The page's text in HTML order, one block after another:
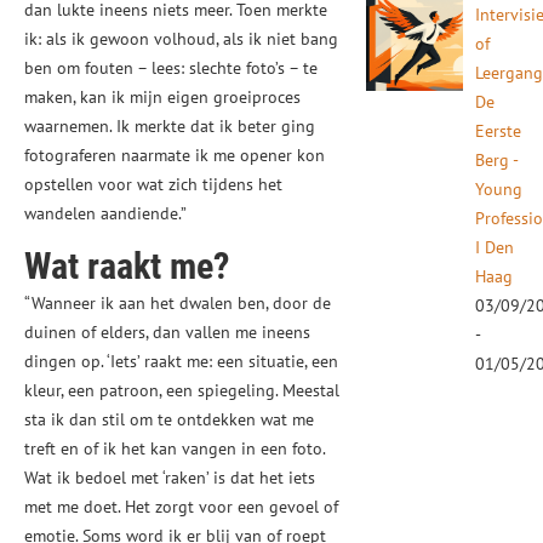
dan lukte ineens niets meer. Toen merkte
ik: als ik gewoon volhoud, als ik niet bang
ben om fouten – lees: slechte foto’s – te
maken, kan ik mijn eigen groeiproces
waarnemen. Ik merkte dat ik beter ging
fotograferen naarmate ik me opener kon
opstellen voor wat zich tijdens het
wandelen aandiende.”
Wat raakt me?
“Wanneer ik aan het dwalen ben, door de
duinen of elders, dan vallen me ineens
dingen op. ‘Iets’ raakt me: een situatie, een
kleur, een patroon, een spiegeling. Meestal
sta ik dan stil om te ontdekken wat me
treft en of ik het kan vangen in een foto.
Wat ik bedoel met ‘raken’ is dat het iets
met me doet. Het zorgt voor een gevoel of
emotie. Soms word ik er blij van of roept
of
Leergang
De
Eerste
Berg -
Young
I Den
Haag
03/09/
-
01/05/